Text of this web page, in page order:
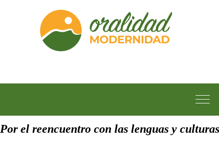
Por el reencuentro con las lenguas y culturas